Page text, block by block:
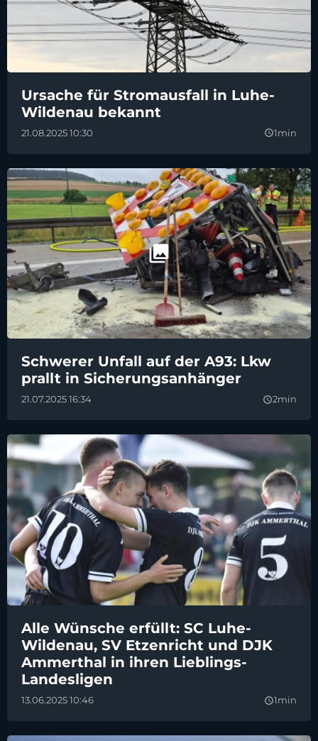
Ursache für Stromausfall in Luhe-
Wildenau bekannt
21.08.2025 10:30 query_builder1min
Schwerer Unfall auf der A93: Lkw
prallt in Sicherungsanhänger
21.07.2025 16:34 query_builder2min
Alle Wünsche erfüllt: SC Luhe-
Wildenau, SV Etzenricht und DJK
Ammerthal in ihren Lieblings-
Landesligen
13.06.2025 10:46 query_builder1min